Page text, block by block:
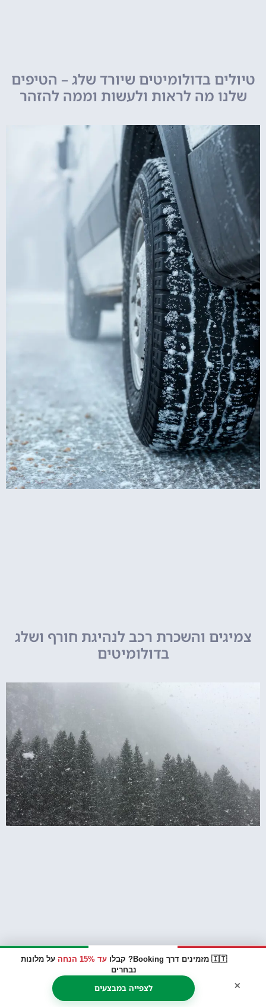
🇮🇹 מזמינים דרך Booking? קבלו עד 15% הנחה
על מלונות
נבחרים
לצפייה במבצעים ×
טיולים בדולומיטים שיורד שלג – הטיפים
שלנו מה לראות ולעשות וממה להזהר
צמיגים והשכרת רכב לנהיגת חורף ושלג
בדולומיטים
איך לנהוג בשלג בהרי הדולומיטים? אנחנו
עשינו את זה ויש לנו כמה טיפים ואזהרות